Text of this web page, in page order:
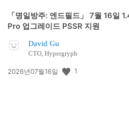
「명일방주: 엔드필드」 7월 16일
Pro 업그레이드 PSSR 지원
David Gu
CTO, Hypergryph
공
2026년07월16일 1